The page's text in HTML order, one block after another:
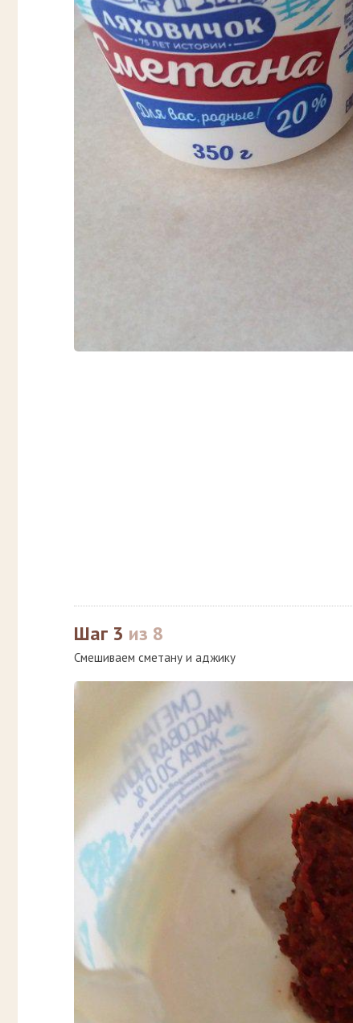
Шаг 3 из 8
Смешиваем сметану и аджику